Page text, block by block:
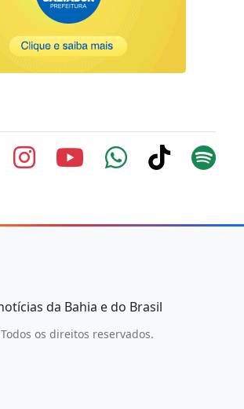
da Bahia e do Brasil
os direitos reservados.